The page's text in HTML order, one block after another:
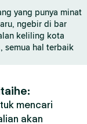
yang punya minat
ngebir di bar
keliling kota
semua hal terbaik
mencari
akan